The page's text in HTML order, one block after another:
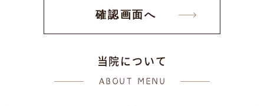
当 院 に つ い て
ABOUT MENU